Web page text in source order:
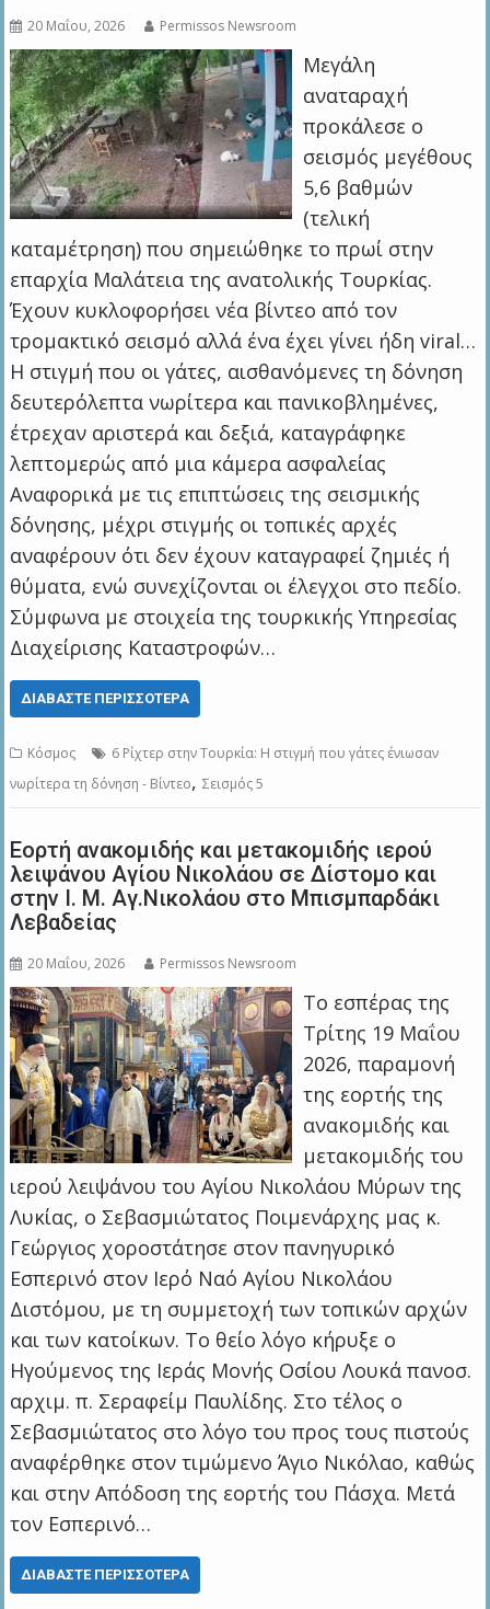
20 Μαΐου, 2026 Permissos Newsroom
Μεγάλη
αναταραχή
προκάλεσε ο
σεισμός μεγέθους
5,6 βαθμών
(τελική
καταμέτρηση) που σημειώθηκε το πρωί στην
επαρχία Μαλάτεια της ανατολικής Τουρκίας.
Έχουν κυκλοφορήσει νέα βίντεο από τον
τρομακτικό σεισμό αλλά ένα έχει γίνει ήδη viral…
Η στιγμή που οι γάτες, αισθανόμενες τη δόνηση
δευτερόλεπτα νωρίτερα και πανικοβλημένες,
έτρεχαν αριστερά και δεξιά, καταγράφηκε
λεπτομερώς από μια κάμερα ασφαλείας
Αναφορικά με τις επιπτώσεις της σεισμικής
δόνησης, μέχρι στιγμής οι τοπικές αρχές
αναφέρουν ότι δεν έχουν καταγραφεί ζημιές ή
θύματα, ενώ συνεχίζονται οι έλεγχοι στο πεδίο.
Σύμφωνα με στοιχεία της τουρκικής Υπηρεσίας
Διαχείρισης Καταστροφών…
ΔΙΑΒΆΣΤΕ ΠΕΡΙΣΣΌΤΕΡΑ
Κόσμος
6 Ρίχτερ στην Τουρκία: Η στιγμή που γάτες ένιωσαν
νωρίτερα τη δόνηση - Βίντεο,Σεισμός 5
Εορτή ανακομιδής και μετακομιδής ιερού
λειψάνου Αγίου Νικολάου σε Δίστομο και
στην Ι. Μ. Αγ.Νικολάου στο Μπισμπαρδάκι
Λεβαδείας
20 Μαΐου, 2026 Permissos Newsroom
Το εσπέρας της
Τρίτης 19 Μαΐου
2026, παραμονή
της εορτής της
ανακομιδής και
μετακομιδής του
ιερού λειψάνου του Αγίου Νικολάου Μύρων της
Λυκίας, ο Σεβασμιώτατος Ποιμενάρχης μας κ.
Γεώργιος χοροστάτησε στον πανηγυρικό
Εσπερινό στον Ιερό Ναό Αγίου Νικολάου
Διστόμου, με τη συμμετοχή των τοπικών αρχών
και των κατοίκων. Το θείο λόγο κήρυξε ο
Ηγούμενος της Ιεράς Μονής Οσίου Λουκά πανοσ.
αρχιμ. π. Σεραφείμ Παυλίδης. Στο τέλος ο
Σεβασμιώτατος στο λόγο του προς τους πιστούς
αναφέρθηκε στον τιμώμενο Άγιο Νικόλαο, καθώς
και στην Απόδοση της εορτής του Πάσχα. Μετά
τον Εσπερινό…
ΔΙΑΒΆΣΤΕ ΠΕΡΙΣΣΌΤΕΡΑ